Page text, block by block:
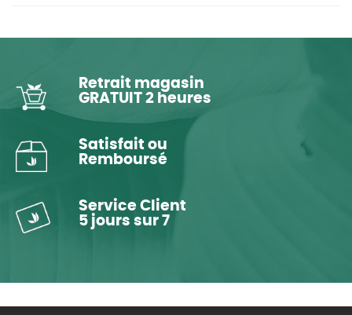
Retrait magasin
GRATUIT 2 heures
Satisfait ou
Remboursé
Service Client
5 jours sur 7